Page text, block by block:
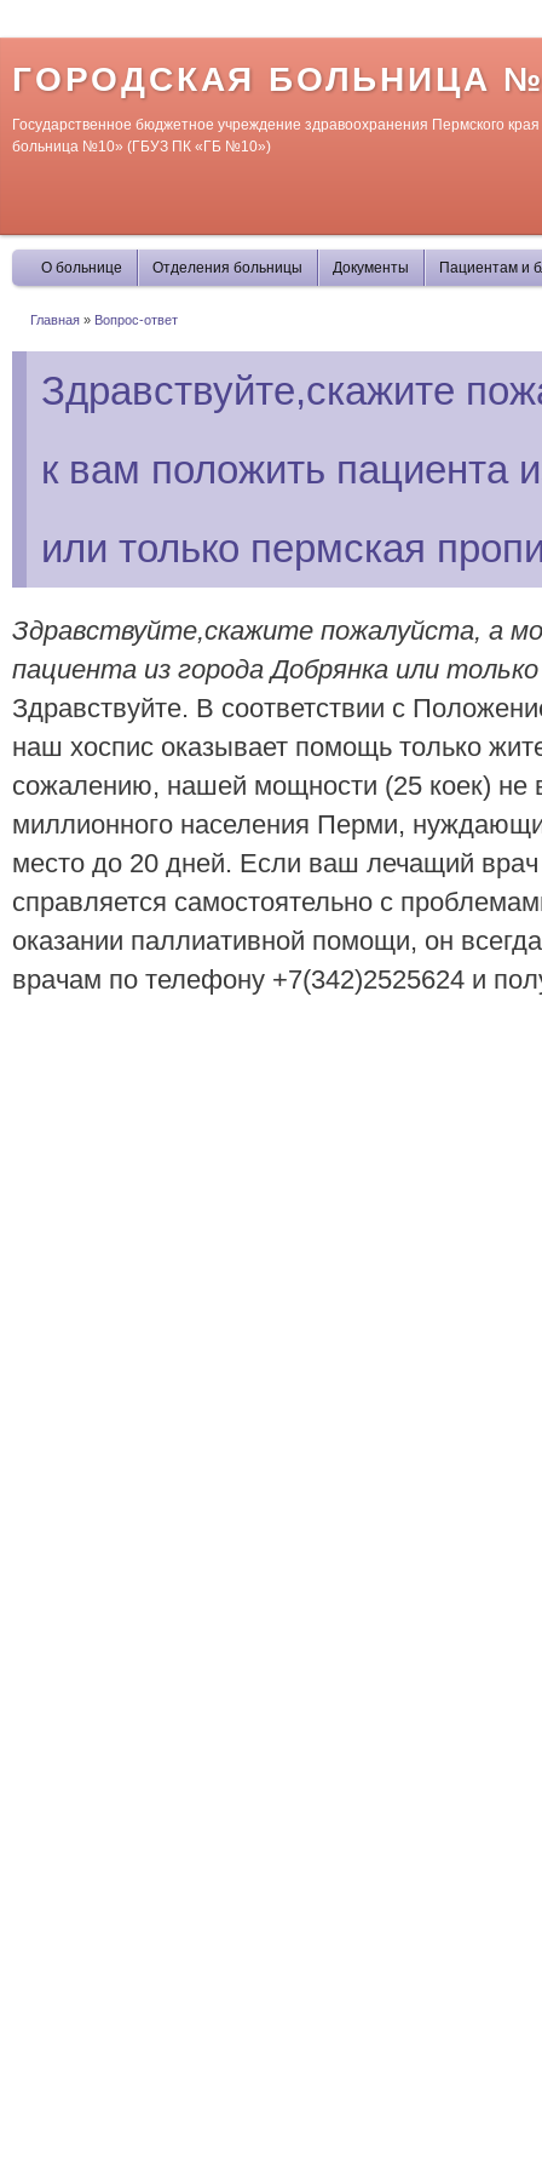
ГОРОДСКАЯ БОЛЬНИЦА
Государственное бюджетное учреждение здравоохранения Пермского
больница №10» (ГБУЗ ПК «ГБ №10»)
О больнице Отделения больницы Документы Пациентам и
Главная » Вопрос-ответ
Здравствуйте,скажите
к вам положить пациента
или только пермская
Здравствуйте,скажите пожалуйста, а
пациента из города Добрянка или
Здравствуйте. В соответствии с
наш хоспис оказывает помощь только
сожалению, нашей мощности (25 коек) не
миллионного населения Перми,
место до 20 дней. Если ваш лечащий врач
справляется самостоятельно с
оказании паллиативной помощи, он
врачам по телефону +7(342)2525624 и